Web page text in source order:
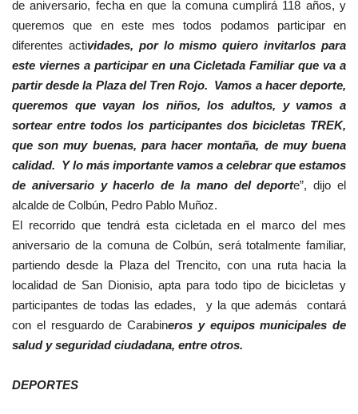
de aniversario, fecha en que la comuna cumplirá 118 años, y
queremos que en este mes todos podamos participar en
diferentes actividades, por lo mismo quiero invitarlos para
este viernes a participar en una Cicletada Familiar que va a
partir desde la Plaza del Tren Rojo. Vamos a hacer deporte,
queremos que vayan los niños, los adultos, y vamos a
sortear entre todos los participantes dos bicicletas TREK,
que son muy buenas, para hacer montaña, de muy buena
calidad. Y lo más importante vamos a celebrar que estamos
de aniversario y hacerlo de la mano del deporte”, dijo el
alcalde de Colbún, Pedro Pablo Muñoz.
El recorrido que tendrá esta cicletada en el marco del mes
aniversario de la comuna de Colbún, será totalmente familiar,
partiendo desde la Plaza del Trencito, con una ruta hacia la
localidad de San Dionisio, apta para todo tipo de bicicletas y
participantes de todas las edades, y la que además contará
con el resguardo de Carabineros y equipos municipales de
salud y seguridad ciudadana, entre otros.
DEPORTES